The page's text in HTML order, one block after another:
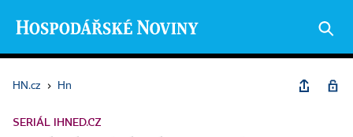
HN.cz › Hn
SERIÁL IHNED.CZ